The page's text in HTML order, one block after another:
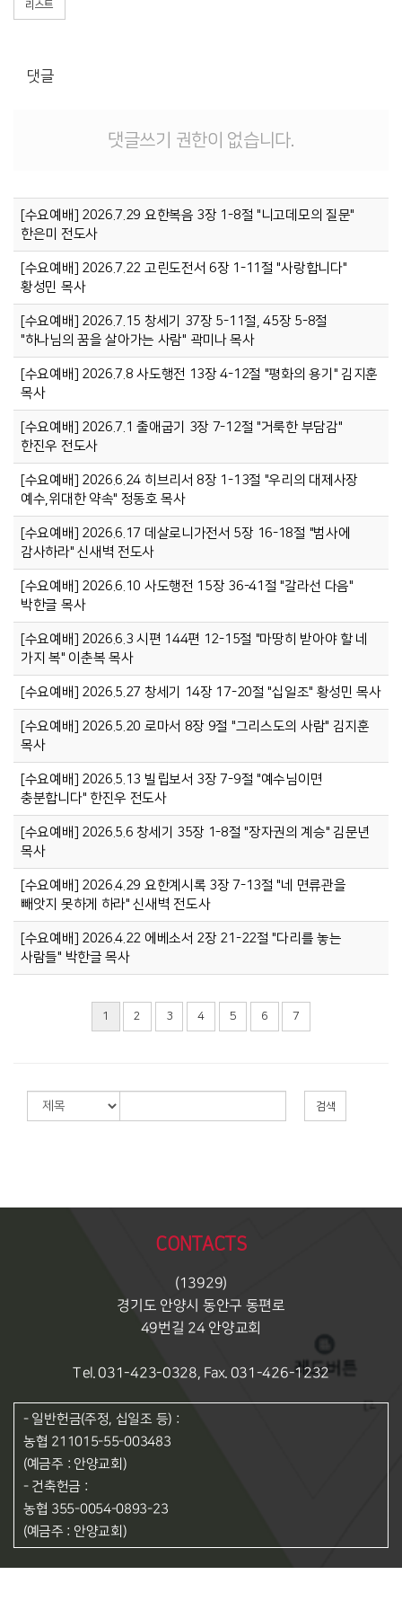
리스트
댓글
댓글쓰기 권한이 없습니다.
[수요예배] 2026.7.29 요한복음 3장 1-8절 "니고데모의 질문"
한은미 전도사
[수요예배] 2026.7.22 고린도전서 6장 1-11절 "사랑합니다"
황성민 목사
[수요예배] 2026.7.15 창세기 37장 5-11절, 45장 5-8절
"하나님의 꿈을 살아가는 사람" 곽미나 목사
[수요예배] 2026.7.8 사도행전 13장 4-12절 "평화의 용기" 김지훈
목사
[수요예배] 2026.7.1 출애굽기 3장 7-12절 "거룩한 부담감"
한진우 전도사
[수요예배] 2026.6.24 히브리서 8장 1-13절 "우리의 대제사장
예수,위대한 약속" 정동호 목사
[수요예배] 2026.6.17 데살로니가전서 5장 16-18절 "범사에
감사하라" 신새벽 전도사
[수요예배] 2026.6.10 사도행전 15장 36-41절 "갈라선 다음"
박한글 목사
[수요예배] 2026.6.3 시편 144편 12-15절 "마땅히 받아야 할 네
가지 복" 이춘복 목사
[수요예배] 2026.5.27 창세기 14장 17-20절 "십일조" 황성민 목사
[수요예배] 2026.5.20 로마서 8장 9절 "그리스도의 사람" 김지훈
목사
[수요예배] 2026.5.13 빌립보서 3장 7-9절 "예수님이면
충분합니다" 한진우 전도사
[수요예배] 2026.5.6 창세기 35장 1-8절 "장자권의 계승" 김문년
목사
[수요예배] 2026.4.29 요한계시록 3장 7-13절 "네 면류관을
빼앗지 못하게 하라" 신새벽 전도사
[수요예배] 2026.4.22 에베소서 2장 21-22절 "다리를 놓는
사람들" 박한글 목사
1 2 3 4 5 6 7
검색
CONTACTS
(13929)
경기도 안양시 동안구 동편로
49번길 24 안양교회
Tel. 031-423-0328, Fax. 031-426-1232
- 일반헌금(주정, 십일조 등) :
농협 211015-55-003483
(예금주 : 안양교회)
- 건축헌금 :
농협 355-0054-0893-23
(예금주 : 안양교회)